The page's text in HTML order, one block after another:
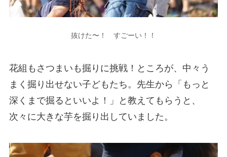
抜けた〜！ すごーい！！
花組もさつまいも掘りに挑戦！ところが、中々う
まく掘り出せない子どもたち。先生から「もっと
深くまで掘るといいよ！」と教えてもらうと、
次々に大きな芋を掘り出していました。